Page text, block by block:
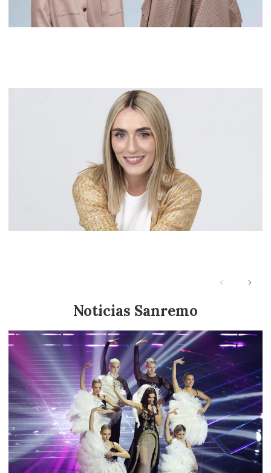
Noticias Sanremo